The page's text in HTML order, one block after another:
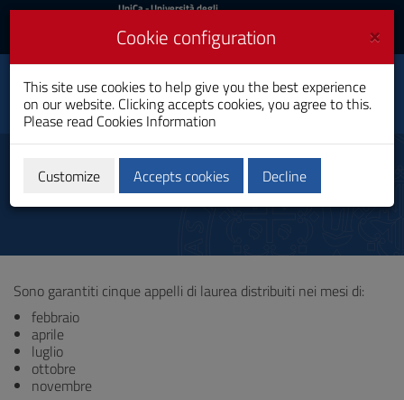
Skip
Content
to
Go
Footer
UniCa
Login
UniCa- Università degli
Login UniCA News
Toggle
navigation
Cultural Heritage and
Entertainment
Bachelor's Degree
Degrees
Sono garantiti cinque appelli di laurea distribuiti nei mesi di:
febbraio
aprile
luglio
ottobre
novembre
×
Cookie configuration
This site use cookies to help give you the best experience
on our website. Clicking accepts cookies, you agree to this.
Please read Cookies Information
Customize Accepts cookies Decline